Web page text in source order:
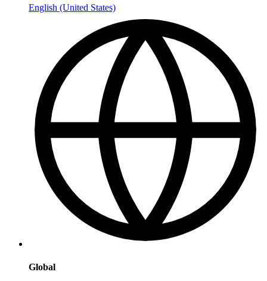
English (United States)
Global